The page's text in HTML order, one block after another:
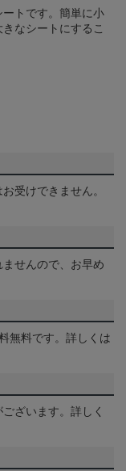
トです。簡単に小
なシートにするこ
受けできません。
せんので、お早め
無料です。詳しくは
ざいます。詳しく